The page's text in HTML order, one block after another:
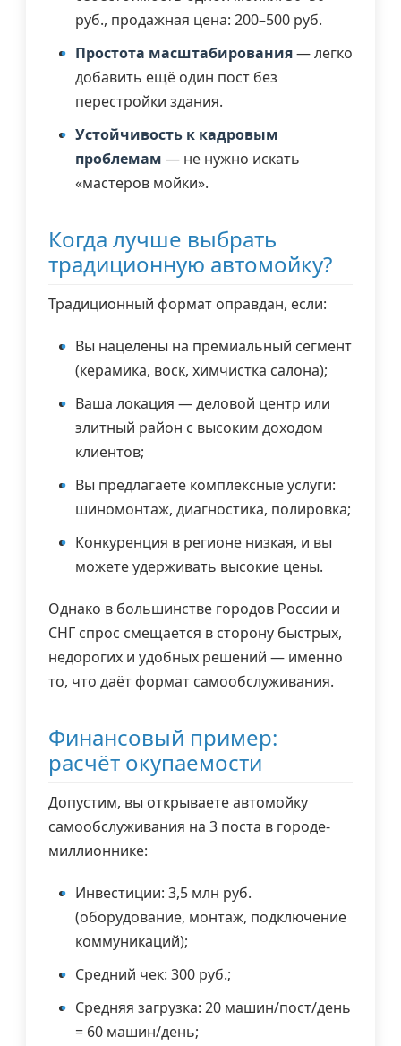
руб., продажная цена: 200–500 руб.
Простота масштабирования— легко
добавить ещё один пост без
перестройки здания.
Устойчивость к кадровым
проблемам — не нужно искать
«мастеров мойки».
Когда лучше выбрать
традиционную автомойку?
Традиционный формат оправдан, если:
Вы нацелены на премиальный сегмент
(керамика, воск, химчистка салона);
Ваша локация — деловой центр или
элитный район с высоким доходом
клиентов;
Вы предлагаете комплексные услуги:
шиномонтаж, диагностика, полировка;
Конкуренция в регионе низкая, и вы
можете удерживать высокие цены.
Однако в большинстве городов России и
СНГ спрос смещается в сторону быстрых,
недорогих и удобных решений — именно
то, что даёт формат самообслуживания.
Финансовый пример:
расчёт окупаемости
Допустим, вы открываете автомойку
самообслуживания на 3 поста в городе-
миллионнике:
Инвестиции: 3,5 млн руб.
(оборудование, монтаж, подключение
коммуникаций);
Средний чек: 300 руб.;
Средняя загрузка: 20 машин/пост/день
= 60 машин/день;